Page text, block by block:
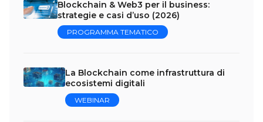
Blockchain & Web3 per il business:
strategie e casi d’uso (2026)
PROGRAMMA TEMATICO
La Blockchain come infrastruttura di
ecosistemi digitali
WEBINAR